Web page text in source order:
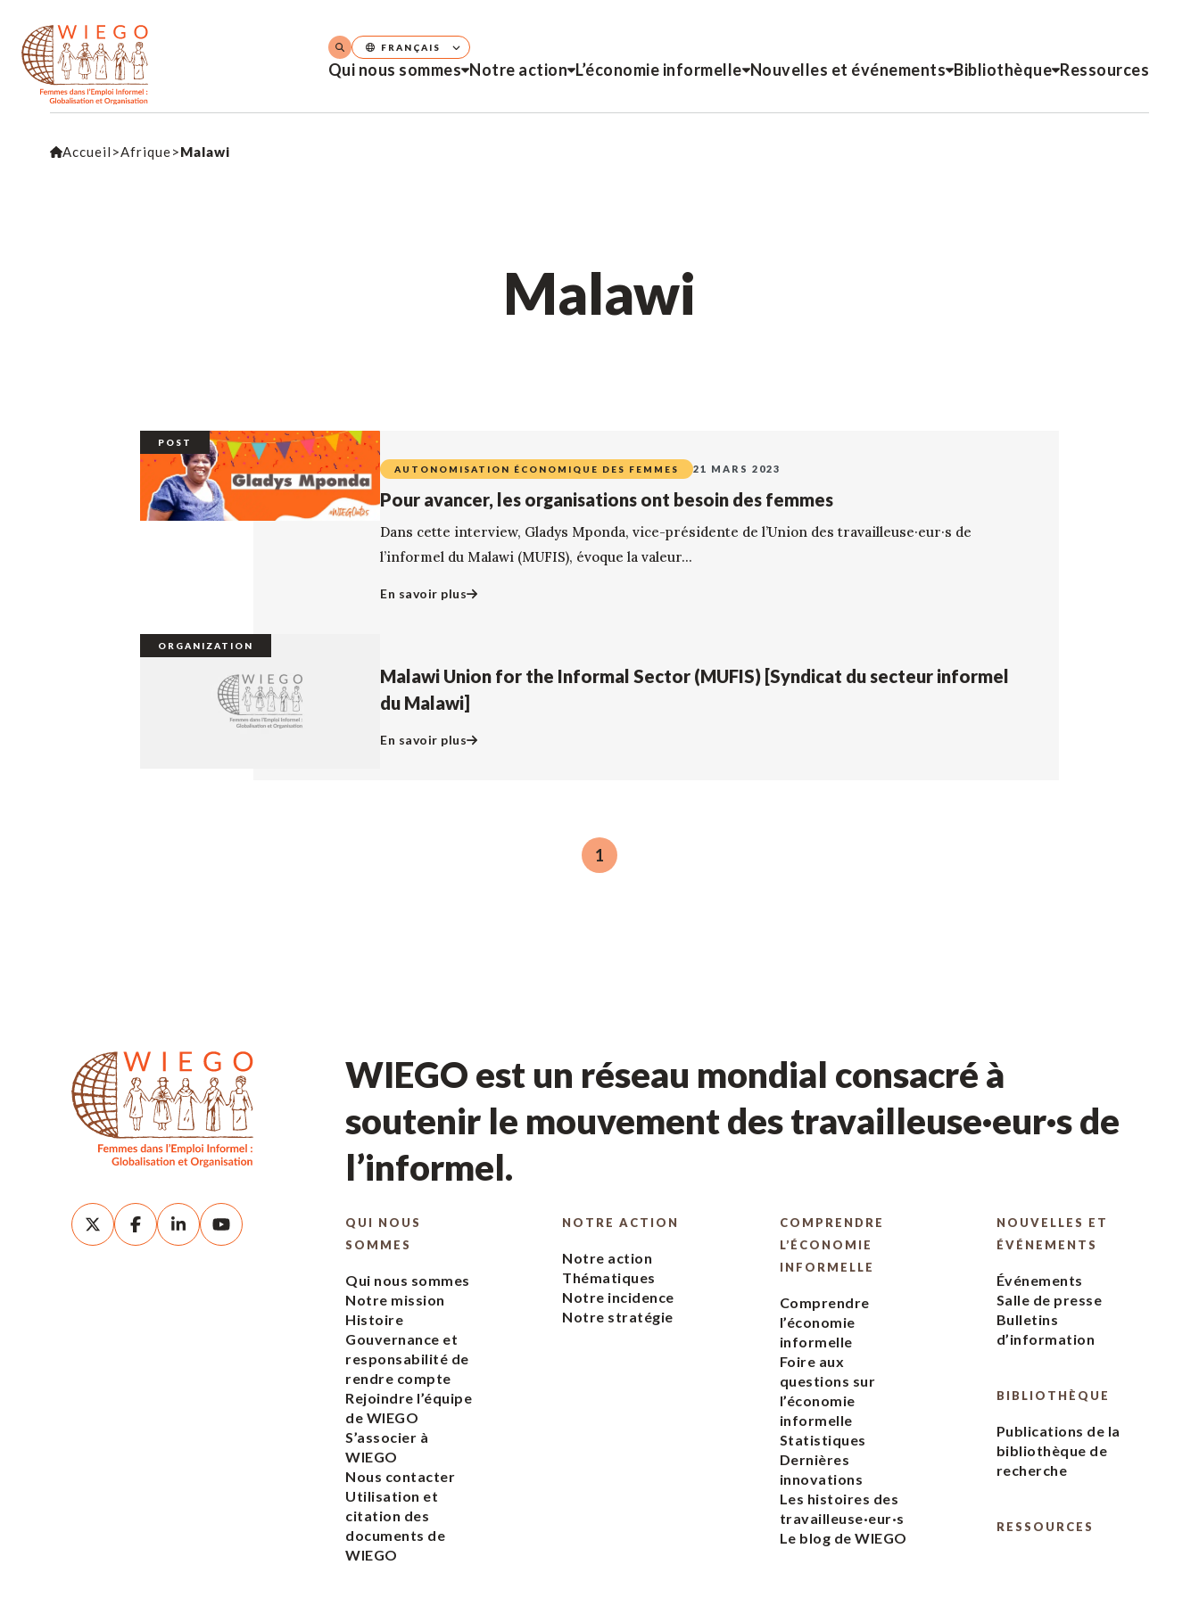
Qui nous sommes Notre action L’économie informelle Nouvelles et événements Bibliothèque Ressources
FRANÇAIS
Accueil >Afrique>Malawi
Malawi
POST
AUTONOMISATION ÉCONOMIQUE DES FEMMES 21 MARS 2023
Pour avancer, les organisations ont besoin des femmes
Dans cette interview, Gladys Mponda, vice-présidente de l’Union des travailleuse·eur·s de
l’informel du Malawi (MUFIS), évoque la valeur...
En savoir plus
ORGANIZATION
Malawi Union for the Informal Sector (MUFIS) [Syndicat du secteur informel
du Malawi]
En savoir plus
1
WIEGO est un réseau mondial consacré à
soutenir le mouvement des travailleuse·eur·s de
l’informel.
QUI NOUS
SOMMES
Qui nous sommes
Notre mission
Histoire
Gouvernance et
responsabilité de
rendre compte
Rejoindre l’équipe
de WIEGO
S’associer à
WIEGO
Nous contacter
Utilisation et
citation des
documents de
WIEGO
NOTRE ACTION
Notre action
Thématiques
Notre incidence
Notre stratégie
COMPRENDRE
L’ÉCONOMIE
INFORMELLE
Comprendre
l’économie
informelle
Foire aux
questions sur
l’économie
informelle
Statistiques
Dernières
innovations
Les histoires des
travailleuse·eur·s
Le blog de WIEGO
NOUVELLES ET
ÉVÉNEMENTS
Événements
Salle de presse
Bulletins
d’information
BIBLIOTHÈQUE
Publications de la
bibliothèque de
recherche
RESSOURCES